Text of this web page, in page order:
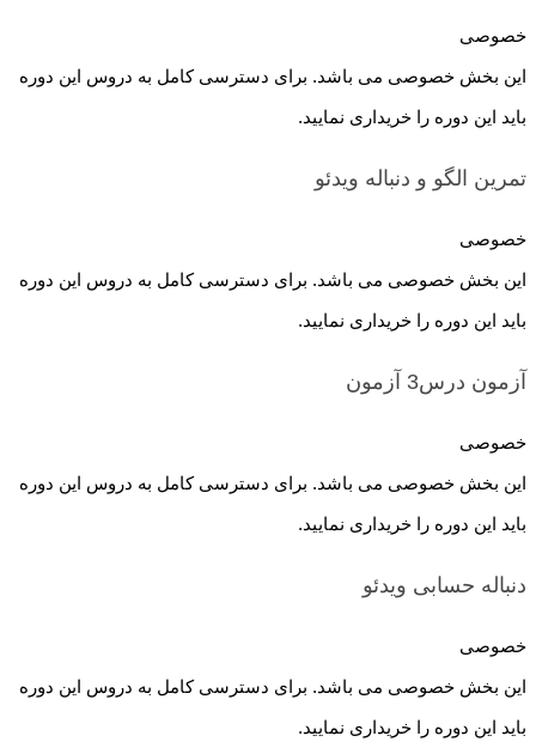
خصوصی
این بخش خصوصی می باشد. برای دسترسی کامل به دروس این دوره
باید این دوره را خریداری نمایید.
تمرین الگو و دنباله ویدئو
خصوصی
این بخش خصوصی می باشد. برای دسترسی کامل به دروس این دوره
باید این دوره را خریداری نمایید.
آزمون درس3 آزمون
خصوصی
این بخش خصوصی می باشد. برای دسترسی کامل به دروس این دوره
باید این دوره را خریداری نمایید.
دنباله حسابی ویدئو
خصوصی
این بخش خصوصی می باشد. برای دسترسی کامل به دروس این دوره
باید این دوره را خریداری نمایید.